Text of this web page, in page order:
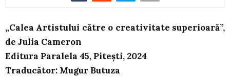
„Calea Artistului către o creativitate superioară”,
de Julia Cameron
Editura Paralela 45, Pitești, 2024
Traducător: Mugur Butuza